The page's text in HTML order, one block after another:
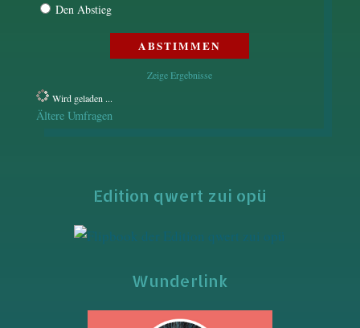
Den Abstieg
Zeige Ergebnisse
Wird geladen ...
Ältere Umfragen
Edition qwert zui opü
Wunderlink